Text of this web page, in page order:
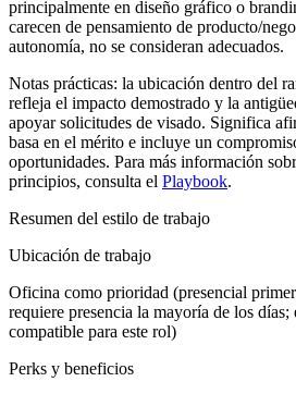
principalmente en diseño gráfico o
carecen de pensamiento de producto/
autonomía, no se consideran adecuados.
Notas prácticas: la ubicación dentro del
refleja el impacto demostrado y la
apoyar solicitudes de visado. Significa
basa en el mérito e incluye un
oportunidades. Para más información
principios, consulta el Playbook.
Resumen del estilo de trabajo
Ubicación de trabajo
Oficina como prioridad (presencial
requiere presencia la mayoría de los
compatible para este rol)
Perks y beneficios